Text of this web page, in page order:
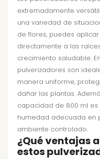
extremadamente
una variedad de
de flores, puedes
directamente a las
crecimiento saludable.
pulverizadores son
manera uniforme,
dañar las plantas.
capacidad de 800 ml
humedad adecuada en
ambiente controlado.
¿Qué ventajas
estos